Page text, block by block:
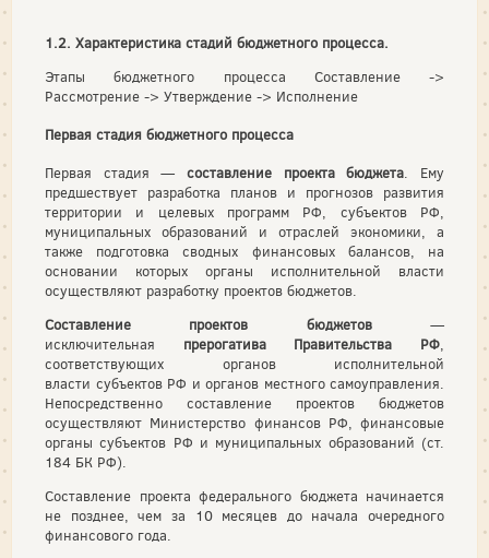
1.2. Характеристика стадий бюджетного процесса.
Этапы бюджетного процесса Составление ->
Рассмотрение -> Утверждение -> Исполнение
Первая стадия бюджетного процесса
Первая стадия — составление проекта бюджета. Ему
предшествует разработка планов и прогнозов развития
территории и целевых программ РФ, субъектов РФ,
муниципальных образований и отраслей экономики, а
также подготовка сводных финансовых балансов, на
основании которых органы исполнительной власти
осуществляют разработку проектов бюджетов.
Составление проектов бюджетов—
исключительная прерогатива Правительства РФ,
соответствующих органов исполнительной
власти субъектов РФ и органов местного самоуправления.
Непосредственно составление проектов бюджетов
осуществляют Министерство финансов РФ, финансовые
органы субъектов РФ и муниципальных образований (ст.
184 БК РФ).
Составление проекта федерального бюджета начинается
не позднее, чем за 10 месяцев до начала очередного
финансового года.